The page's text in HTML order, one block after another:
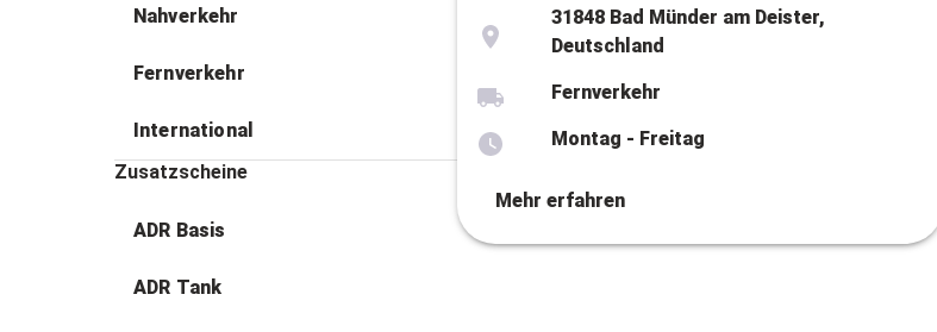
Nahverkehr
Fernverkehr
International
Zusatzscheine
ADR Basis
ADR Tank
31848 Bad Münder am Deister,
Deutschland
Fernverkehr
Montag - Freitag
Mehr erfahren